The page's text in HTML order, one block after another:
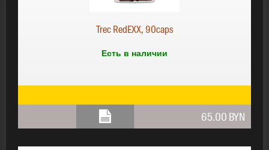
Trec RedEXX, 90caps
Есть в наличии
65.00 BYN